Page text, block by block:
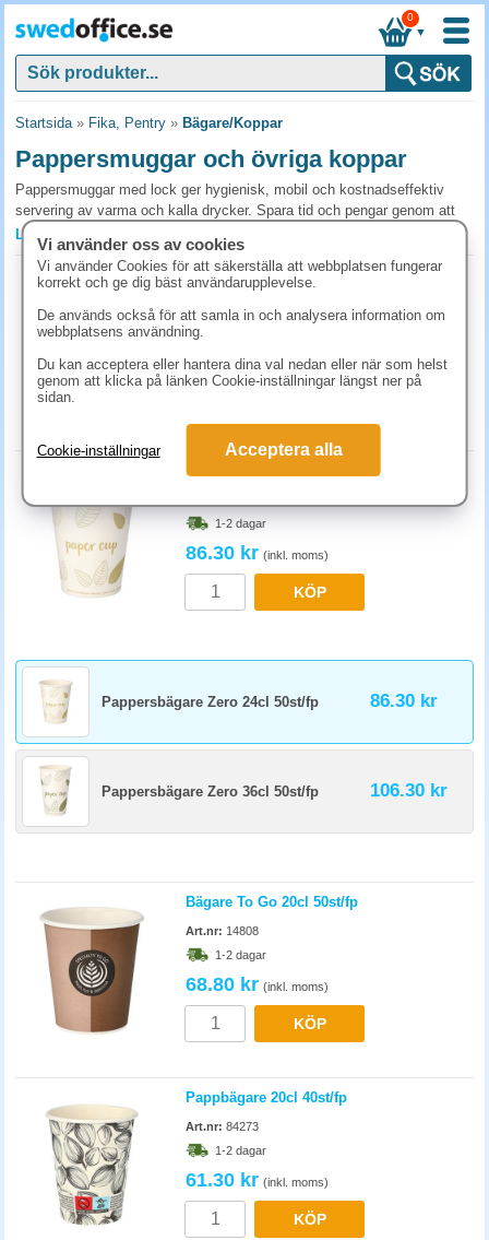
▼
0
Startsida» Fika, Pentry » Bägare/Koppar
Pappersmuggar och övriga koppar
Pappersmuggar med lock ger hygienisk, mobil och kostnadseffektiv
servering av varma och kalla drycker. Spara tid och pengar genom att
eliminera diskning och underlätta takeaway. Välj återvinningsbara och
designade varianter för ett professionellt, miljövänligt intryck - köp enkelt
hos oss på SwedOffice.
Vanliga frågor och svar om pappersmuggar och
Pappersmuggar eller porslin för kontoret?
Pappersmuggar passar bättre vid större möten, takeaway och när ni har
många besökare, diskning skulle ta för mycket av er tid. Välj
pappersmuggar med lock om de ska tas med ut.
Med eller utan lock på pappersmuggen?
Lock krävs för takeaway och varma drycker som ska bäras. För enkel
servering vid möte räcker mugg utan lock. Återförslutbara silikonlock
kan återanvändas och passa standardstorleken, bra för regelbundna
Läs mer »
Pappersmugg Coffee To Go 24cl 50st/fp
73.80 kr (inkl. moms)
Pappersbägare Zero 24cl 50st/fp
1-2 dagar
86.30 kr (inkl. moms)
KÖP
Pappersbägare Zero 24cl 50st/fp 86.30 kr
Pappersbägare Zero 36cl 50st/fp 106.30 kr
Bägare To Go 20cl 50st/fp
Art.nr: 14808
1-2 dagar
68.80 kr (inkl. moms)
KÖP
Pappbägare 20cl 40st/fp
Art.nr: 84273
1-2 dagar
61.30 kr (inkl. moms)
KÖP
Vi använder oss av cookies
Vi använder Cookies för att säkerställa att webbplatsen fungerar
korrekt och ge dig bäst användarupplevelse.
De används också för att samla in och analysera information om
webbplatsens användning.
Du kan acceptera eller hantera dina val nedan eller när som helst
genom att klicka på länken Cookie-inställningar längst ner på
sidan.
Cookie-inställningar Acceptera alla